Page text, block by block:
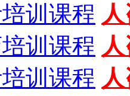
训课程
训课程
训课程